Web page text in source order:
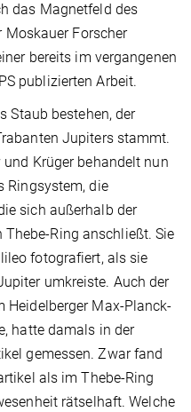
das Magnetfeld des
Forscher
bereits im vergangenen
publizierten Arbeit.
Staub bestehen, der
Jupiters stammt.
Krüger behandelt nun
Ringsystem, die
sich außerhalb der
Ring anschließt. Sie
fotografiert, als sie
umkreiste. Auch der
Heidelberger Max-Planck-
hatte damals in der
gemessen. Zwar fand
als im Thebe-Ring
rätselhaft. Welche